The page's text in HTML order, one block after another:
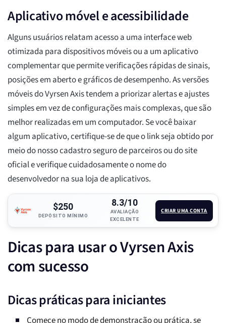
Aplicativo móvel e acessibilidade
Alguns usuários relatam acesso a uma interface web
otimizada para dispositivos móveis ou a um aplicativo
complementar que permite verificações rápidas de sinais,
posições em aberto e gráficos de desempenho. As versões
móveis do Vyrsen Axis tendem a priorizar alertas e ajustes
simples em vez de configurações mais complexas, que são
melhor realizadas em um computador. Se você baixar
algum aplicativo, certifique-se de que o link seja obtido por
meio do nosso cadastro seguro de parceiros ou do site
oficial e verifique cuidadosamente o nome do
desenvolvedor na sua loja de aplicativos.
$250
DEPÓSITO MÍNIMO
8.3/10
AVALIAÇÃO
EXCELENTE
CRIAR UMA CONTA
Dicas para usar o Vyrsen Axis
com sucesso
Dicas práticas para iniciantes